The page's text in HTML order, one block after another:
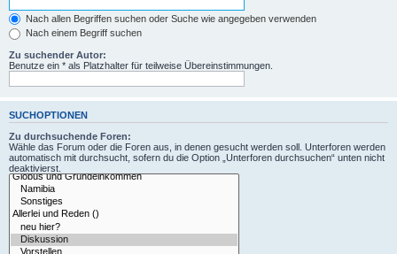
Nach allen Begriffen suchen oder Suche wie angegeben verwenden
Nach einem Begriff suchen
Zu suchender Autor:
Benutze ein * als Platzhalter für teilweise Übereinstimmungen.
SUCHOPTIONEN
Zu durchsuchende Foren:
Wähle das Forum oder die Foren aus, in denen gesucht werden soll. Unterforen werden
automatisch mit durchsucht, sofern du die Option „Unterforen durchsuchen“ unten nicht
deaktivierst.